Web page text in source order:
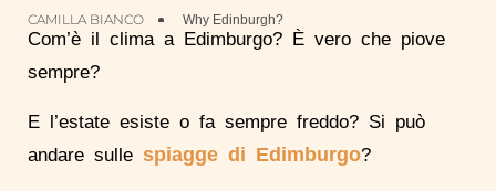
CAMILLA BIANCO Why Edinburgh?
Com’è il clima a Edimburgo? È vero che piove
sempre?
E l’estate esiste o fa sempre freddo? Si può
andare sulle spiagge di Edimburgo?